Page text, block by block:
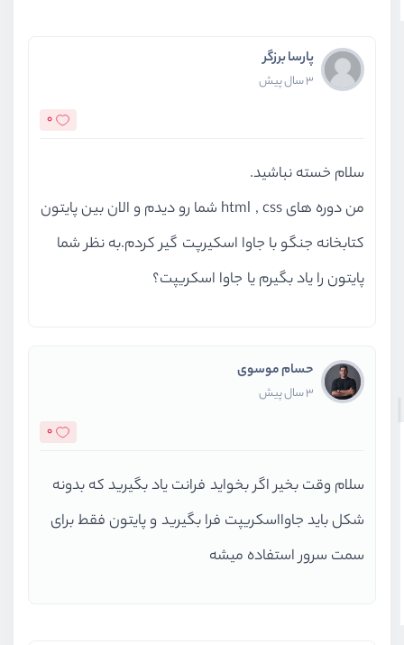
پارسا برزگر
3 سال پیش
0
سلام خسته نباشید.
من دوره های html , css شما رو دیدم و الان بین پایتون
کتابخانه جنگو با جاوا اسکیرپت گیر کردم.به نظر شما
پایتون را یاد بگیرم یا جاوا اسکریپت؟
حسام موسوی
3 سال پیش
0
سلام وقت بخیر اگر بخواید فرانت یاد بگیرید که بدونه
شکل باید جاوااسکریپت فرا بگیرید و پایتون فقط برای
سمت سرور استفاده میشه